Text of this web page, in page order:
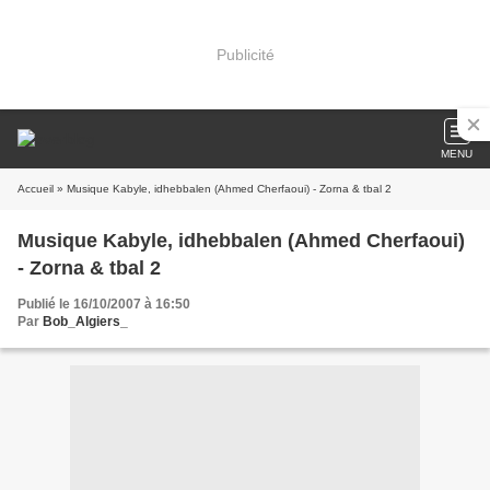
Publicité
MENU
Accueil » Musique Kabyle, idhebbalen (Ahmed Cherfaoui) - Zorna & tbal 2
Musique Kabyle, idhebbalen (Ahmed Cherfaoui)
- Zorna & tbal 2
Publié le 16/10/2007 à 16:50
Par Bob_Algiers_